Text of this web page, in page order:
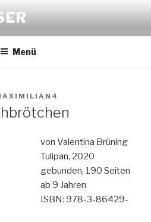
Menü
von Valentina Brüning
Tulipan, 2020
gebunden, 190 Seiten
ab 9 Jahren
ISBN: 978-3-86429-